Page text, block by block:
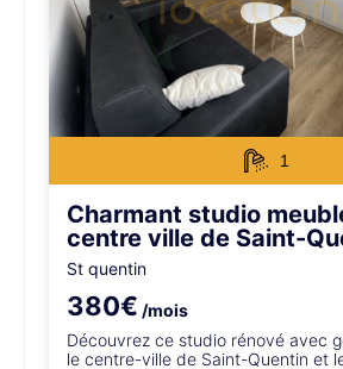
1
Charmant studio
centre ville de Saint-
St quentin
380€ /mois
Découvrez ce studio rénové avec
le centre-ville de Saint-Quentin et